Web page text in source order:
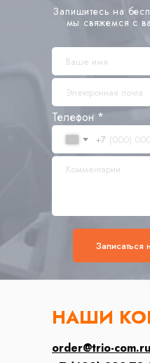
Запишитесь на
мы свяжемся с
Телефон *
+7
Записаться
НАШИ
order@trio-com.ru